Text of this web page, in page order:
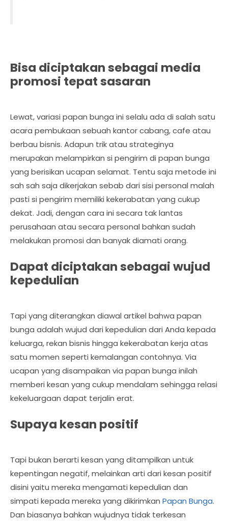
Bisa diciptakan sebagai media
promosi tepat sasaran
Lewat, variasi papan bunga ini selalu ada di salah satu
acara pembukaan sebuah kantor cabang, cafe atau
berbau bisnis. Adapun trik atau strateginya
merupakan melampirkan si pengirim di papan bunga
yang berisikan ucapan selamat. Tentu saja metode ini
sah sah saja dikerjakan sebab dari sisi personal malah
pasti si pengirim memiliki kekerabatan yang cukup
dekat. Jadi, dengan cara ini secara tak lantas
perusahaan atau secara personal bahkan sudah
melakukan promosi dan banyak diamati orang.
Dapat diciptakan sebagai wujud
kepedulian
Tapi yang diterangkan diawal artikel bahwa papan
bunga adalah wujud dari kepedulian dari Anda kepada
keluarga, rekan bisnis hingga kekerabatan kerja atas
satu momen seperti kemalangan contohnya. Via
ucapan yang disampaikan via papan bunga inilah
memberi kesan yang cukup mendalam sehingga relasi
kekeluargaan dapat terjalin erat.
Supaya kesan positif
Tapi bukan berarti kesan yang ditampilkan untuk
kepentingan negatif, melainkan arti dari kesan positif
disini yaitu mereka mengamati kepedulian dan
simpati kepada mereka yang dikirimkan Papan Bunga.
Dan biasanya bahkan wujudnya tidak terkesan